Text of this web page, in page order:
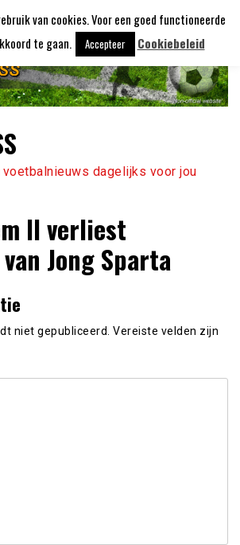
dagelijks voor jou
II verliest
Jong Sparta
niet gepubliceerd. Vereiste velden zijn
van cookies. Voor een goed functioneerde
te gaan.
Accepteer Cookiebeleid